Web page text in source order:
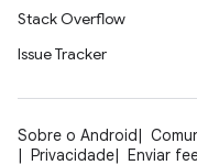
Stack Overflow
Issue Tracker
Sobre o Android
Privacidade
Enviar